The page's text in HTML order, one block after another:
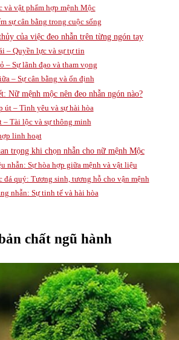
và vật phẩm hợp mệnh Mộc
sự cân bằng trong cuộc sống
của việc đeo nhẫn trên từng ngón tay
– Quyền lực và sự tự tin
– Sự lãnh đạo và tham vọng
– Sự cân bằng và ổn định
Nữ mệnh mộc nên đeo nhẫn ngón nào?
út – Tình yêu và sự hài hòa
– Tài lộc và sự thông minh
linh hoạt
trọng khi chọn nhẫn cho nữ mệnh Mộc
nhẫn: Sự hòa hợp giữa mệnh và vật liệu
đá quý: Tương sinh, tương hỗ cho vận mệnh
nhẫn: Sự tinh tế và hài hòa
chất ngũ hành